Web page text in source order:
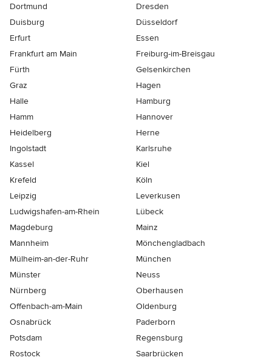
Dortmund
Dresden
Duisburg
Düsseldorf
Erfurt
Essen
Frankfurt am Main
Freiburg-im-Breisgau
Fürth
Gelsenkirchen
Graz
Hagen
Halle
Hamburg
Hamm
Hannover
Heidelberg
Herne
Ingolstadt
Karlsruhe
Kassel
Kiel
Krefeld
Köln
Leipzig
Leverkusen
Ludwigshafen-am-Rhein
Lübeck
Magdeburg
Mainz
Mannheim
Mönchen­gladbach
Mülheim-an-der-Ruhr
München
Münster
Neuss
Nürnberg
Oberhausen
Offenbach-am-Main
Oldenburg
Osnabrück
Paderborn
Potsdam
Regensburg
Rostock
Saarbrücken